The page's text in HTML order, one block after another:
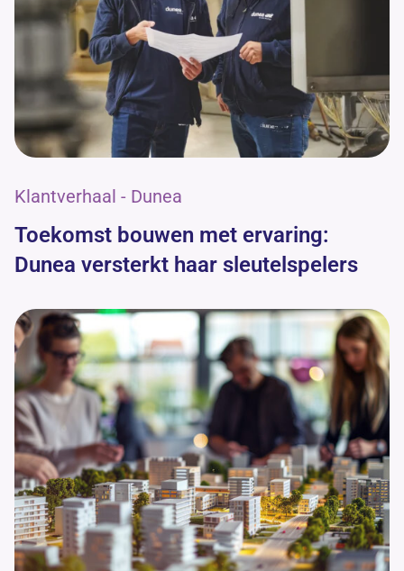
Klantverhaal - Dunea
Toekomst bouwen met ervaring:
Dunea versterkt haar sleutelspelers